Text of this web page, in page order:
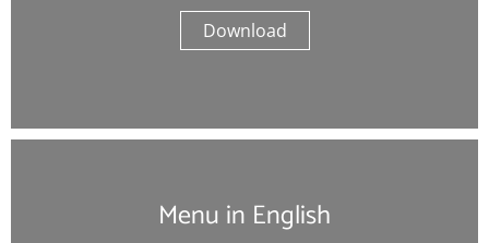
Download
Menu in English